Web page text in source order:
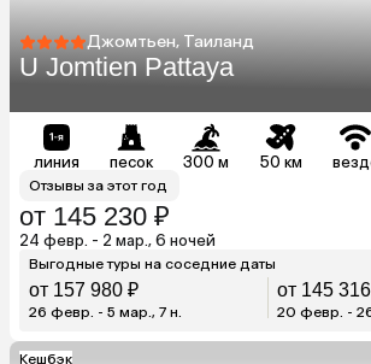
Джомтьен, Таиланд
U Jomtien Pattaya
линия песок 300 м 50 км
Отзывы за этот год
от 145 230 ₽
24 февр. - 2 мар., 6 ночей
Выгодные туры на соседние даты
от 157 980 ₽
26 февр. - 5 мар., 7 н.
от 145
20 февр. -
Кешбэк